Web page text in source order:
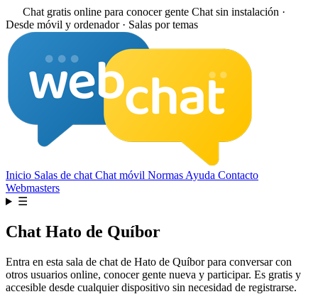
Chat gratis online para conocer gente Chat sin instalación ·
Desde móvil y ordenador · Salas por temas
Inicio Salas de chat Chat móvil Normas Ayuda Contacto
Webmasters
☰
Chat Hato de Quíbor
Entra en esta sala de chat de Hato de Quíbor para conversar con
otros usuarios online, conocer gente nueva y participar. Es gratis y
accesible desde cualquier dispositivo sin necesidad de registrarse.